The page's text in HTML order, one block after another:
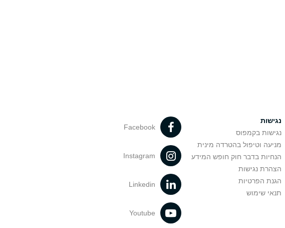
נגישות
נגישות בקמפוס
מניעה וטיפול בהטרדה מינית
הנחיות בדבר חוק חופש המידע
הצהרת נגישות
הגנת הפרטיות
תנאי שימוש
Facebook
Instagram
Linkedin
Youtube